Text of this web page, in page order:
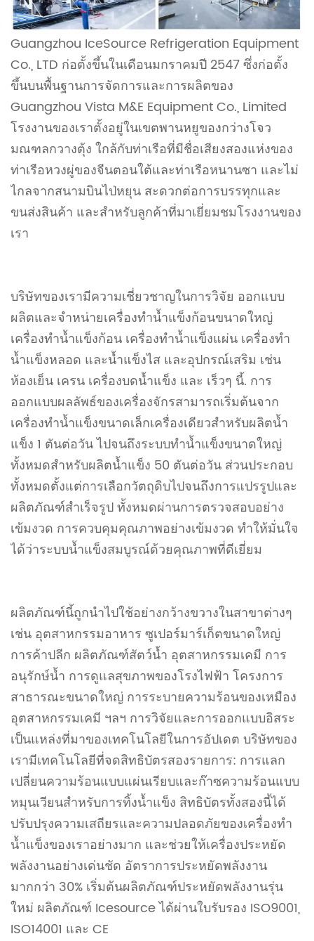
Guangzhou IceSource Refrigeration Equipment
Co., LTD ก่อตั้งขึ้นในเดือนมกราคมปี 2547 ซึ่งก่อตั้ง
ขึ้นบนพื้นฐานการจัดการและการผลิตของ
Guangzhou Vista M&E Equipment Co., Limited
โรงงานของเราตั้งอยู่ในเขตพานหยูของกว่างโจว
มณฑลกวางตุ้ง ใกล้กับท่าเรือที่มีชื่อเสียงสองแห่งของ
ท่าเรือหวงผู่ของจีนตอนใต้และท่าเรือหนานซา และไม่
ไกลจากสนามบินไป่หยุน สะดวกต่อการบรรทุกและ
ขนส่งสินค้า และสำหรับลูกค้าที่มาเยี่ยมชมโรงงานของ
เรา
บริษัทของเรามีความเชี่ยวชาญในการวิจัย ออกแบบ
ผลิตและจำหน่ายเครื่องทำน้ำแข็งก้อนขนาดใหญ่
เครื่องทำน้ำแข็งก้อน เครื่องทำน้ำแข็งแผ่น เครื่องทำ
น้ำแข็งหลอด และน้ำแข็งไส และอุปกรณ์เสริม เช่น
ห้องเย็น เครน เครื่องบดน้ำแข็ง และ เร็วๆ นี้. การ
ออกแบบผลลัพธ์ของเครื่องจักรสามารถเริ่มต้นจาก
เครื่องทำน้ำแข็งขนาดเล็กเครื่องเดียวสำหรับผลิตน้ำ
แข็ง 1 ตันต่อวัน ไปจนถึงระบบทำน้ำแข็งขนาดใหญ่
ทั้งหมดสำหรับผลิตน้ำแข็ง 50 ตันต่อวัน ส่วนประกอบ
ทั้งหมดตั้งแต่การเลือกวัตถุดิบไปจนถึงการแปรรูปและ
ผลิตภัณฑ์สำเร็จรูป ทั้งหมดผ่านการตรวจสอบอย่าง
เข้มงวด การควบคุมคุณภาพอย่างเข้มงวด ทำให้มั่นใจ
ได้ว่าระบบน้ำแข็งสมบูรณ์ด้วยคุณภาพที่ดีเยี่ยม
ผลิตภัณฑ์นี้ถูกนำไปใช้อย่างกว้างขวางในสาขาต่างๆ
เช่น อุตสาหกรรมอาหาร ซูเปอร์มาร์เก็ตขนาดใหญ่
การค้าปลีก ผลิตภัณฑ์สัตว์น้ำ อุตสาหกรรมเคมี การ
อนุรักษ์น้ำ การดูแลสุขภาพของโรงไฟฟ้า โครงการ
สาธารณะขนาดใหญ่ การระบายความร้อนของเหมือง
อุตสาหกรรมเคมี ฯลฯ การวิจัยและการออกแบบอิสระ
เป็นแหล่งที่มาของเทคโนโลยีในการอัปเดต บริษัทของ
เรามีเทคโนโลยีที่จดสิทธิบัตรสองรายการ: การแลก
เปลี่ยนความร้อนแบบแผ่นเรียบและก๊าซความร้อนแบบ
หมุนเวียนสำหรับการทิ้งน้ำแข็ง สิทธิบัตรทั้งสองนี้ได้
ปรับปรุงความเสถียรและความปลอดภัยของเครื่องทำ
น้ำแข็งของเราอย่างมาก และช่วยให้เครื่องประหยัด
พลังงานอย่างเด่นชัด อัตราการประหยัดพลังงาน
มากกว่า 30% เริ่มต้นผลิตภัณฑ์ประหยัดพลังงานรุ่น
ใหม่ ผลิตภัณฑ์ Icesource ได้ผ่านใบรับรอง ISO9001,
ISO14001 และ CE